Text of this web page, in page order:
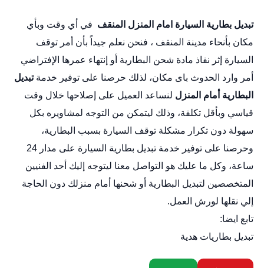
تبديل بطارية السيارة امام المنزل المنقف في أي وقت وبأي
مكان بأنحاء مدينة المنقف ، فنحن نعلم جيداً بأن أمر توقف
السيارة إثر نفاذ مادة شحن البطارية أو إنتهاء عمرها الإفتراضي
أمر وارد الحدوث باى مكان، لذلك حرصنا على توفير خدمةتبديل
البطارية أمام المنزل لنساعد العميل على إصلاحها خلال وقت
قياسي وبأقل تكلفة، وذلك ليتمكن من التوجه لمشاويره بكل
سهولة دون تكرار مشكلة توقف السيارة بسبب البطارية،
وحرصنا على توفير خدمة تبديل بطارية السيارة
على مدار 24
ساعة، وكل ما عليك هو التواصل معنا ليتوجه إليك أحد الفنيين
المتخصصين لتبديل البطارية أو شحنها أمام منزلك دون الحاجة
إلي نقلها لورش العمل.
تابع ايضا:
تبديل بطاريات هدية